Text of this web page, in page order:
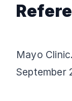
Mayo Clinic.
September